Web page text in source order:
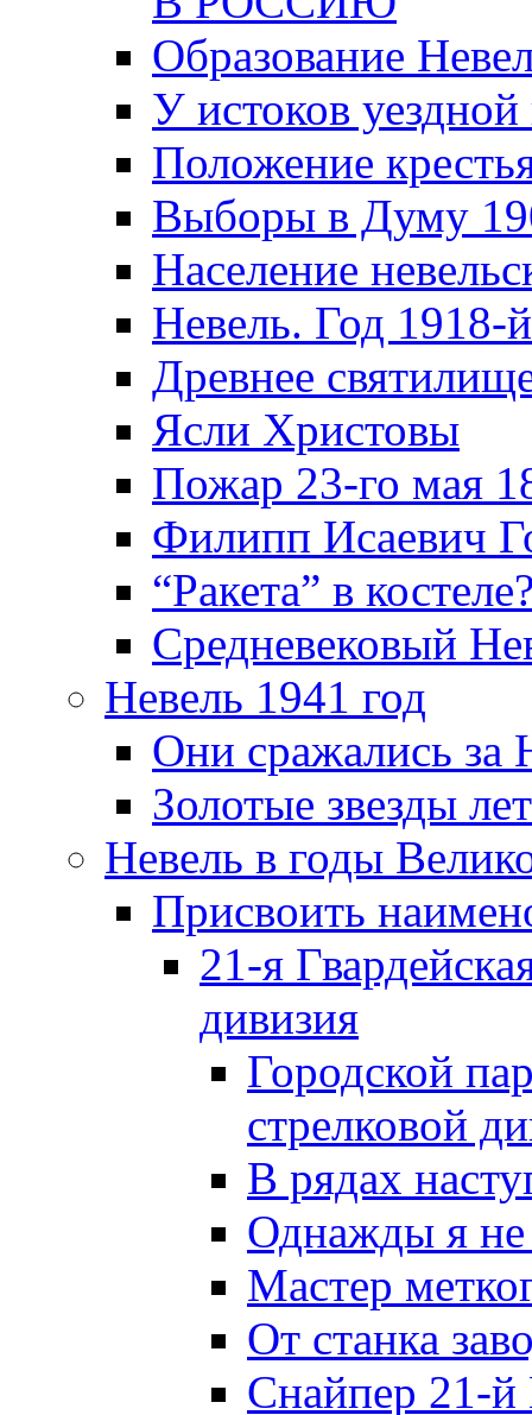
Образование
У истоков
Положение
Выборы в Думу
Население
Невель. Год 1918-
Древнее
Ясли Христовы
Пожар 23-го мая
Филипп Исаевич
“Ракета” в
Средневековый
Невель 1941 год
Они сражались за
Золотые звезды
Невель в годы
Присвоить
21-я
дивизия
Городской
стрелковой
В рядах
Однажды я
Мастер
От станка
Снайпер 21-й